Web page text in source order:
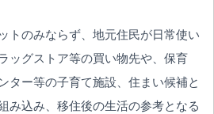
トのみならず、地元住民が日常使い
ッグストア等の買い物先や、保育
ター等の子育て施設、住まい候補と
み込み、移住後の生活の参考となる